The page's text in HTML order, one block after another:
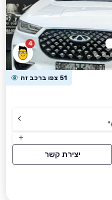
4
51 צפו ברכב זה
*
יצירת קשר